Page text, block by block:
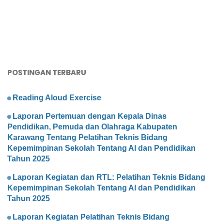
POSTINGAN TERBARU
Reading Aloud Exercise
Laporan Pertemuan dengan Kepala Dinas
Pendidikan, Pemuda dan Olahraga Kabupaten
Karawang Tentang Pelatihan Teknis Bidang
Kepemimpinan Sekolah Tentang AI dan Pendidikan
Tahun 2025
Laporan Kegiatan dan RTL: Pelatihan Teknis Bidang
Kepemimpinan Sekolah Tentang AI dan Pendidikan
Tahun 2025
Laporan Kegiatan Pelatihan Teknis Bidang